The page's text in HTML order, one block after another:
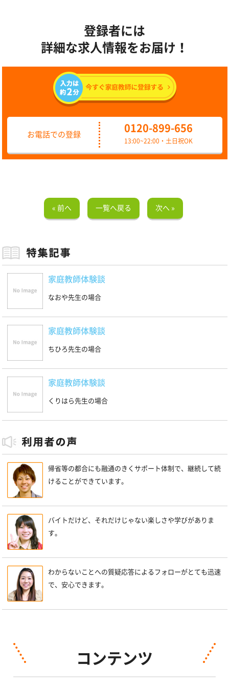
登録者には
詳細な求人情報をお届け！
お電話での登録
0120-899-656
13:00~22:00・土日祝OK
« 前へ 一覧へ戻る 次へ »
家庭教師体験談
なおや先生の場合
家庭教師体験談
ちひろ先生の場合
家庭教師体験談
くりはら先生の場合
帰省等の都合にも融通のきくサポート体制で、継続して続
けることができています。
バイトだけど、それだけじゃない楽しさや学びがありま
す。
わからないことへの質疑応答によるフォローがとても迅速
で、安心できます。
コンテンツ